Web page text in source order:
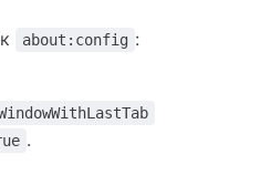
about:config :
.